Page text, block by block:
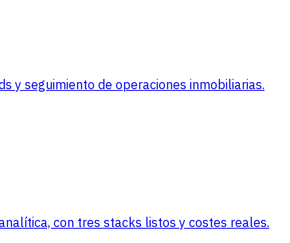
y seguimiento de operaciones inmobiliarias.
con tres stacks listos y costes reales.